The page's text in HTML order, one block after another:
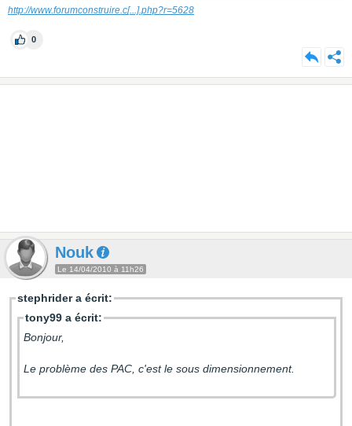
http://www.forumconstruire.c[...].php?r=5628
0
Nouk
Le 14/04/2010 à 11h26
stephrider a écrit:
tony99 a écrit:
Bonjour,
Le problème des PAC, c'est le sous dimensionnement.